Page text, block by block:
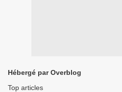
Hébergé par Overblog
Top articles